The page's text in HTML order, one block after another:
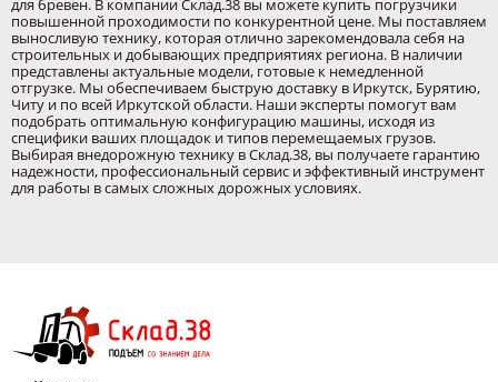
для бревен. В компании Склад.38 вы можете купить погрузчики
повышенной проходимости по конкурентной цене. Мы поставляем
выносливую технику, которая отлично зарекомендовала себя на
строительных и добывающих предприятиях региона. В наличии
представлены актуальные модели, готовые к немедленной
отгрузке. Мы обеспечиваем быструю доставку в Иркутск, Бурятию,
Читу и по всей Иркутской области. Наши эксперты помогут вам
подобрать оптимальную конфигурацию машины, исходя из
специфики ваших площадок и типов перемещаемых грузов.
Выбирая внедорожную технику в Склад.38, вы получаете гарантию
надежности, профессиональный сервис и эффективный инструмент
для работы в самых сложных дорожных условиях.